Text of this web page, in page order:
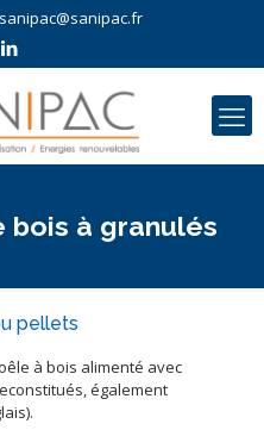
sanipac@sanipac.fr
à granulés
pellets
à bois alimenté avec
également